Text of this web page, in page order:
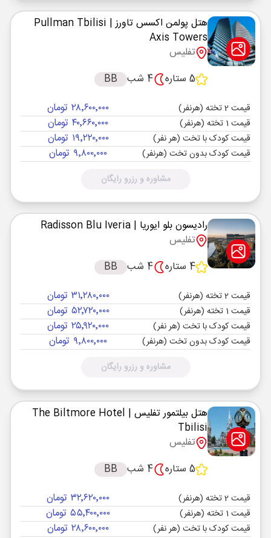
هتل پولمن اکسس تاورز | Pullman Tbilisi
Axis Towers
تفلیس
5 ستاره
4 شب BB
قیمت 2 تخته (هرنفر) ۲۸٬۶۰۰٬۰۰۰ تومان
قیمت 1 تخته (هرنفر) ۴۰٬۶۶۰٬۰۰۰ تومان
قیمت کودک با تخت (هر نفر) ۱۹٬۲۲۰٬۰۰۰ تومان
قیمت کودک بدون تخت (هرنفر) ۹٬۸۰۰٬۰۰۰ تومان
مشاوره و رزرو رایگان
رادیسون بلو ایوریا | Radisson Blu Iveria
تفلیس
4 ستاره
4 شب BB
قیمت 2 تخته (هرنفر) ۳۱٬۲۸۰٬۰۰۰ تومان
قیمت 1 تخته (هرنفر) ۵۲٬۷۲۰٬۰۰۰ تومان
قیمت کودک با تخت (هر نفر) ۲۵٬۹۲۰٬۰۰۰ تومان
قیمت کودک بدون تخت (هرنفر) ۹٬۸۰۰٬۰۰۰ تومان
مشاوره و رزرو رایگان
هتل بیلتمور تفلیس | The Biltmore Hotel
Tbilisi
تفلیس
5 ستاره
4 شب BB
قیمت 2 تخته (هرنفر) ۳۲٬۶۲۰٬۰۰۰ تومان
قیمت 1 تخته (هرنفر) ۵۵٬۴۰۰٬۰۰۰ تومان
قیمت کودک با تخت (هر نفر) ۲۸٬۶۰۰٬۰۰۰ تومان